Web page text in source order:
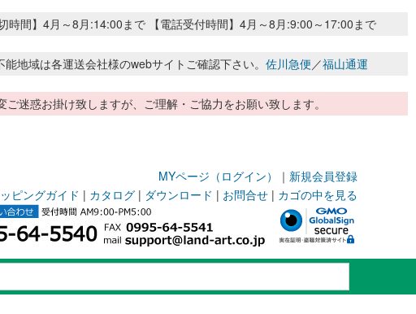
時間】4月～8月:14:00まで 【電話受付時間】4月～8月:9:00～17:00まで
地域は各運送会社様のwebサイトご確認下さい。 佐川急便／福山通運
迷惑お掛け致しますが、ご理解・ご協力をお願い致します。
MYページ（ログイン） ｜ 新規会員登録
ピングガイド | カタログ | ダウンロード | お問合せ | カゴの中を見る